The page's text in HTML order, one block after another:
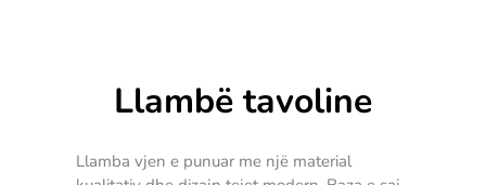
Llambë tavoline
Llamba vjen e punuar me një material